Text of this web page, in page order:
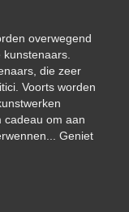
overwegend
die zeer
Voorts worden
cadeau om aan
Geniet